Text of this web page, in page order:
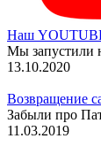
Наш
Мы запустили
13.10.2020
Возвращение
Забыли про
11.03.2019